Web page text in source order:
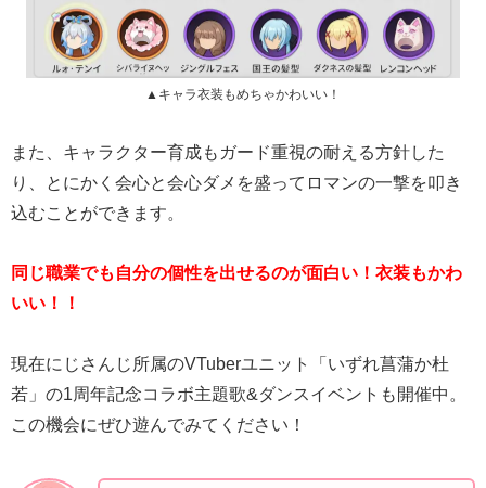
▲キャラ衣装もめちゃかわいい！
また、キャラクター育成もガード重視の耐える方針した
り、とにかく会心と会心ダメを盛ってロマンの一撃を叩き
込むことができます。
同じ職業でも自分の個性を出せるのが面白い！衣装もかわ
いい！！
現在にじさんじ所属のVTuberユニット「いずれ菖蒲か杜
若」の1周年記念コラボ主題歌&ダンスイベントも開催中。
この機会にぜひ遊んでみてください！